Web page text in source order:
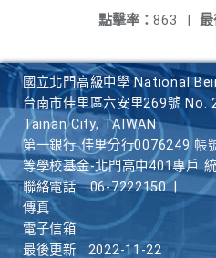
最
點擊率： 863 |
國立北門高級中學 National
台南市佳里區六安里269號
Tainan City, TAIWAN
第一銀行 佳里分行0076249 帳
等學校基金-北門高中401專戶
聯絡電話
06-7222150
傳真
電子信箱
最後更新
2022-11-22